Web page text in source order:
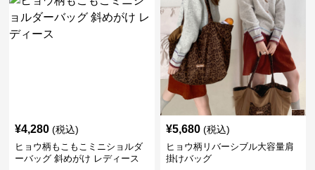
¥4,280 (税込)
ヒョウ柄もこもこミニショルダ
ーバッグ 斜めがけ レディース
¥5,680 (税込)
ヒョウ柄リバーシブル大容量肩
掛けバッグ